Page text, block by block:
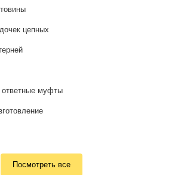
Посмотреть все